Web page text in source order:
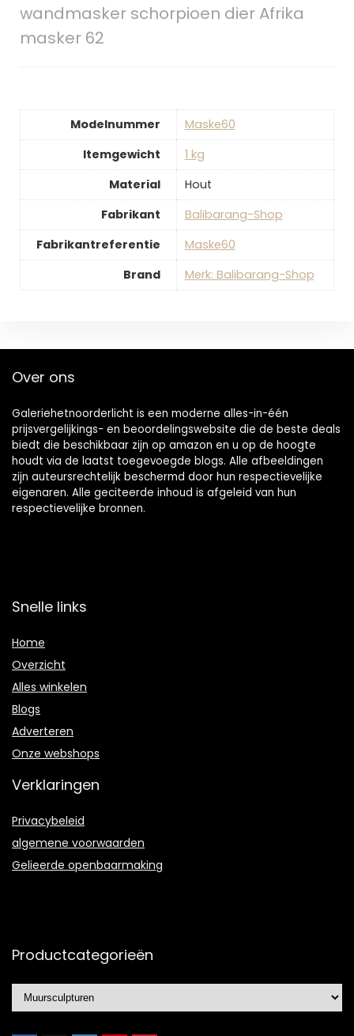
wandmasker schorpioen dier Afrika
masker 62
Modelnummer
‎Maske60
Itemgewicht
‎1 kg
Material
‎Hout
Fabrikant
‎Balibarang-Shop
Fabrikantreferentie
‎Maske60
Brand
Merk: Balibarang-Shop
Over ons
Galeriehetnoorderlicht is een moderne alles-in-één
prijsvergelijkings- en beoordelingswebsite die de beste deals
biedt die beschikbaar zijn op amazon en u op de hoogte
houdt via de laatst toegevoegde blogs. Alle afbeeldingen
zijn auteursrechtelijk beschermd door hun respectievelijke
eigenaren. Alle geciteerde inhoud is afgeleid van hun
respectievelijke bronnen.
Snelle links
Home
Overzicht
Alles winkelen
Blogs
Adverteren
Onze webshops
Verklaringen
Privacybeleid
algemene voorwaarden
Gelieerde openbaarmaking
Productcategorieën